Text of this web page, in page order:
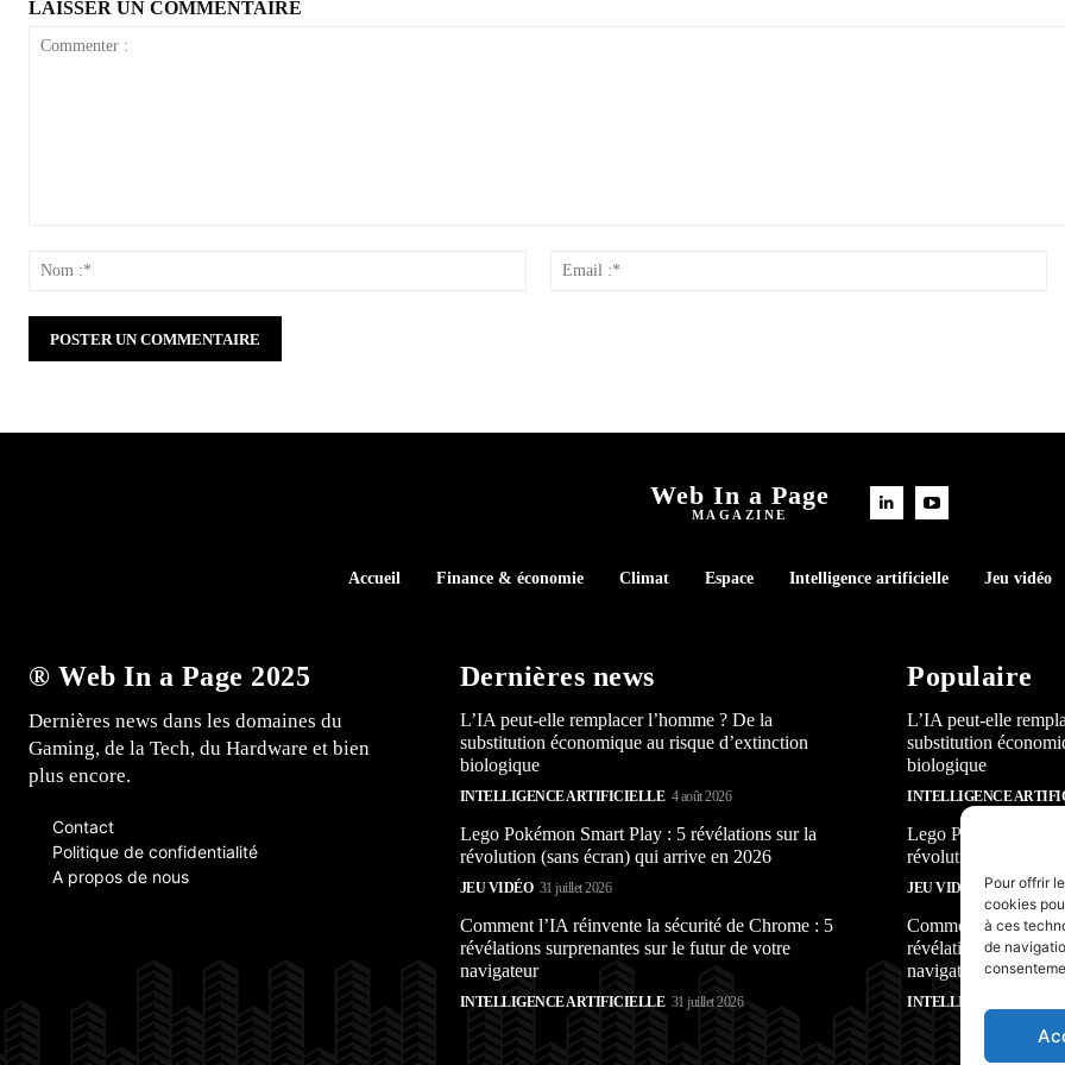
Pour offrir
cookies
à ces
de
LAISSER UN COMMENTAIRE
Web In a Page
MAGAZINE
Accueil Finance & économie Climat Espace Intelligence artificielle Jeu vidéo
® Web In a Page 2025
Dernières news dans les domaines du
Gaming, de la Tech, du Hardware et bien
plus encore.
Contact
Politique de confidentialité
A propos de nous
Dernières news
L’IA peut-elle remplacer l’homme ? De la
substitution économique au risque d’extinction
biologique
INTELLIGENCE ARTIFICIELLE 4 août 2026
Lego Pokémon Smart Play : 5 révélations sur la
révolution (sans écran) qui arrive en 2026
JEU VIDÉO 31 juillet 2026
Comment l’IA réinvente la sécurité de Chrome : 5
révélations surprenantes sur le futur de votre
navigateur
INTELLIGENCE ARTIFICIELLE 31 juillet 2026
Populaire
L’IA peut-elle
substitution
biologique
INTELLIGENCE
Lego Pokémon
révolution (sans
JEU VIDÉO 31 juillet 2026
Comment l’IA
révélations
navigateur
INTELLIGENCE